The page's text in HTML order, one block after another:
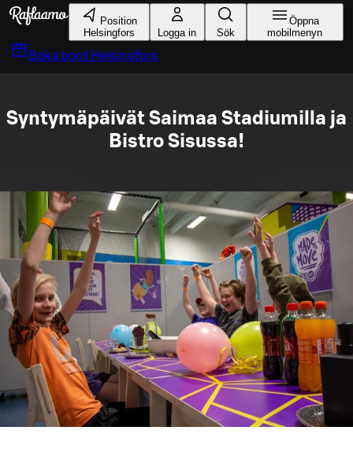
Gå till huvudinnehållet
Position
Helsingfors
Logga in Sök
Öppna
mobilmenyn
Boka bord Helsingfors
Syntymäpäivät Saimaa Stadiumilla ja
Bistro Sisussa!